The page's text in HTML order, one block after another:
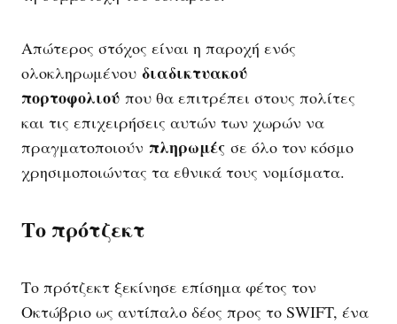
Απώτερος στόχος είναι η παροχή ενός
ολοκληρωμένου διαδικτυακού
πορτοφολιού που θα επιτρέπει στους πολίτες
και τις επιχειρήσεις αυτών των χωρών να
πραγματοποιούν πληρωμές σε όλο τον κόσμο
χρησιμοποιώντας τα εθνικά τους νομίσματα.
Το πρότζεκτ
Το πρότζεκτ ξεκίνησε επίσημα φέτος τον
Οκτώβριο ως αντίπαλο δέος προς το SWIFT, ένα